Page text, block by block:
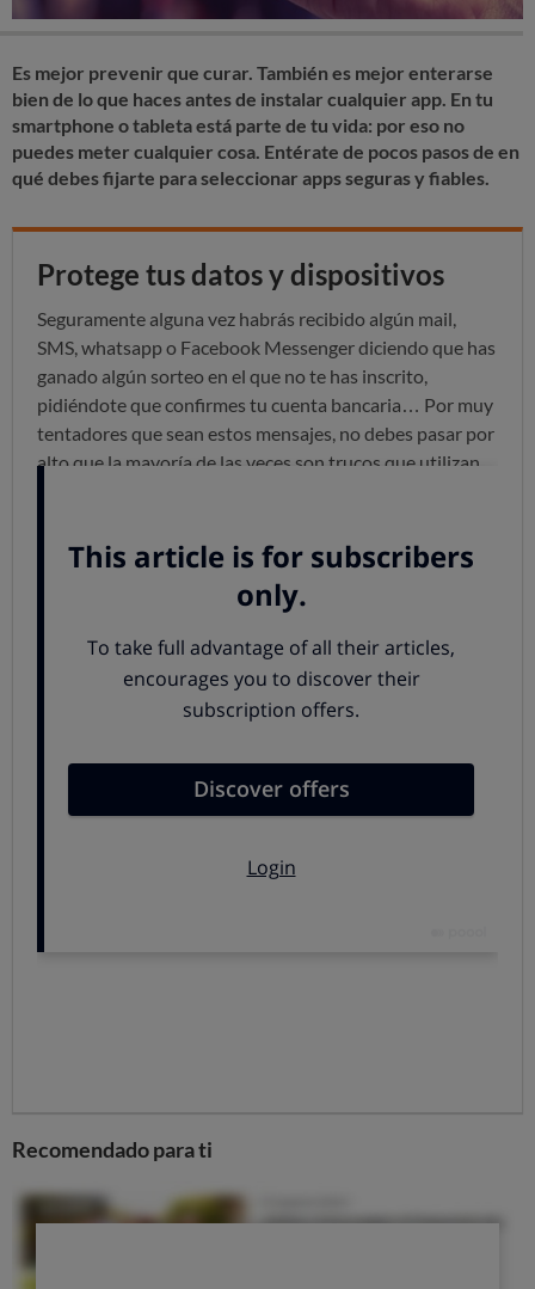
Es mejor prevenir que curar. También es mejor enterarse
bien de lo que haces antes de instalar cualquier app. En tu
smartphone o tableta está parte de tu vida: por eso no
puedes meter cualquier cosa. Entérate de pocos pasos de en
qué debes fijarte para seleccionar apps seguras y fiables.
Protege tus datos y dispositivos
Seguramente alguna vez habrás recibido algún mail,
SMS, whatsapp o Facebook Messenger diciendo que has
ganado algún sorteo en el que no te has inscrito,
pidiéndote que confirmes tu cuenta bancaria… Por muy
tentadores que sean estos mensajes, no debes pasar por
alto que la mayoría de las veces son trucos que utilizan
Así funcionan las apps maliciosas
Los virus o “gusanos” de los móviles no funcionan igual
que los de ordenador. Si en un ordenador estas formas
de malware pueden multiplicarse sin ser detectadas e
infectar otros archivos o propagarse a otros
en el caso de los móviles cada app se
malware no tiene permisos para “trabajar” fuera de ella
ni acceso a datos externos.
veces los piratas intentan eludir la seguridad haciendo
recomendable saber cómo descargar apps de forma
segura.
Recomendado para ti